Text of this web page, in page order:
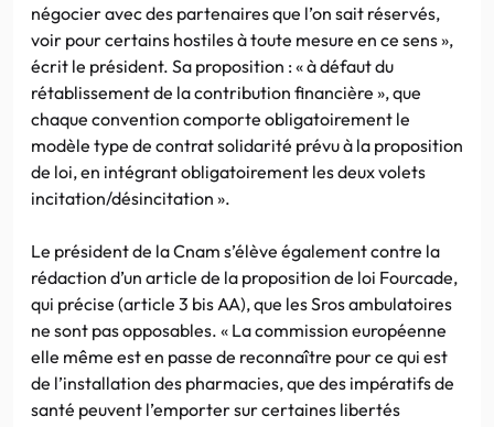
négocier avec des partenaires que l’on sait réservés,
voir pour certains hostiles à toute mesure en ce sens »,
écrit le président. Sa proposition : « à défaut du
rétablissement de la contribution financière », que
chaque convention comporte obligatoirement le
modèle type de contrat solidarité prévu à la proposition
de loi, en intégrant obligatoirement les deux volets
incitation/désincitation ».
Le président de la Cnam s’élève également contre la
rédaction d’un article de la proposition de loi Fourcade,
qui précise (article 3 bis AA), que les Sros ambulatoires
ne sont pas opposables. « La commission européenne
elle même est en passe de reconnaître pour ce qui est
de l’installation des pharmacies, que des impératifs de
santé peuvent l’emporter sur certaines libertés